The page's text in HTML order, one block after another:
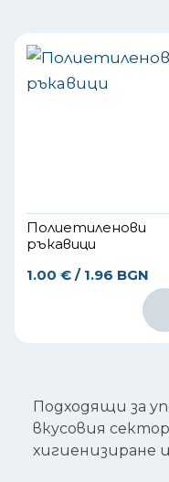
Полиетиленови
ръкавици
1.00 € / 1.96 BGN
Подходящи за
вкусовия
хигиенизиране